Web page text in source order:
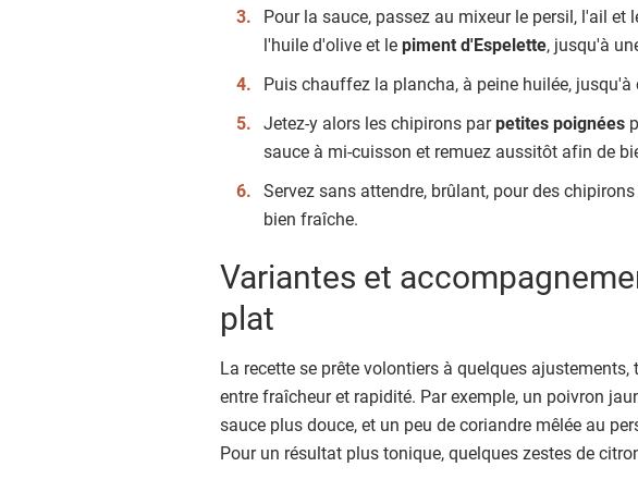
Pour la sauce, passez au mixeur le persil, l'ail et
l'huile d'olive et lepiment d'Espelette, jusqu'à
Puis chauffez la plancha, à peine huilée, jusqu'à
Jetez-y alors les chipirons parpetites poignées
sauce à mi-cuisson et remuez aussitôt afin de
Servez sans attendre, brûlant, pour des
bien fraîche.
Variantes et
plat
La recette se prête volontiers à quelques
entre fraîcheur et rapidité. Par exemple, un poivron
sauce plus douce, et un peu de coriandre mêlée au
Pour un résultat plus tonique, quelques zestes de